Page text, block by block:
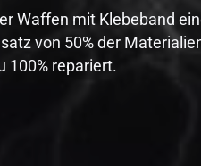
Waffen mit Klebeband
von 50% der
100% repariert.